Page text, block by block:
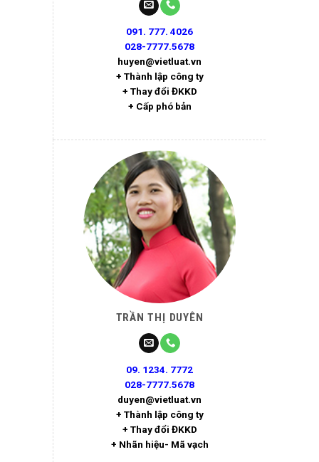
091. 777. 4026
028-7777.5678
huyen@vietluat.vn
+ Thành lập công ty
+ Thay đổi ĐKKD
+ Cấp phó bản
TRẦN THỊ DUYÊN
09. 1234. 7772
028-7777.5678
duyen@vietluat.vn
+ Thành lập công ty
+ Thay đổi ĐKKD
+ Nhãn hiệu- Mã vạch